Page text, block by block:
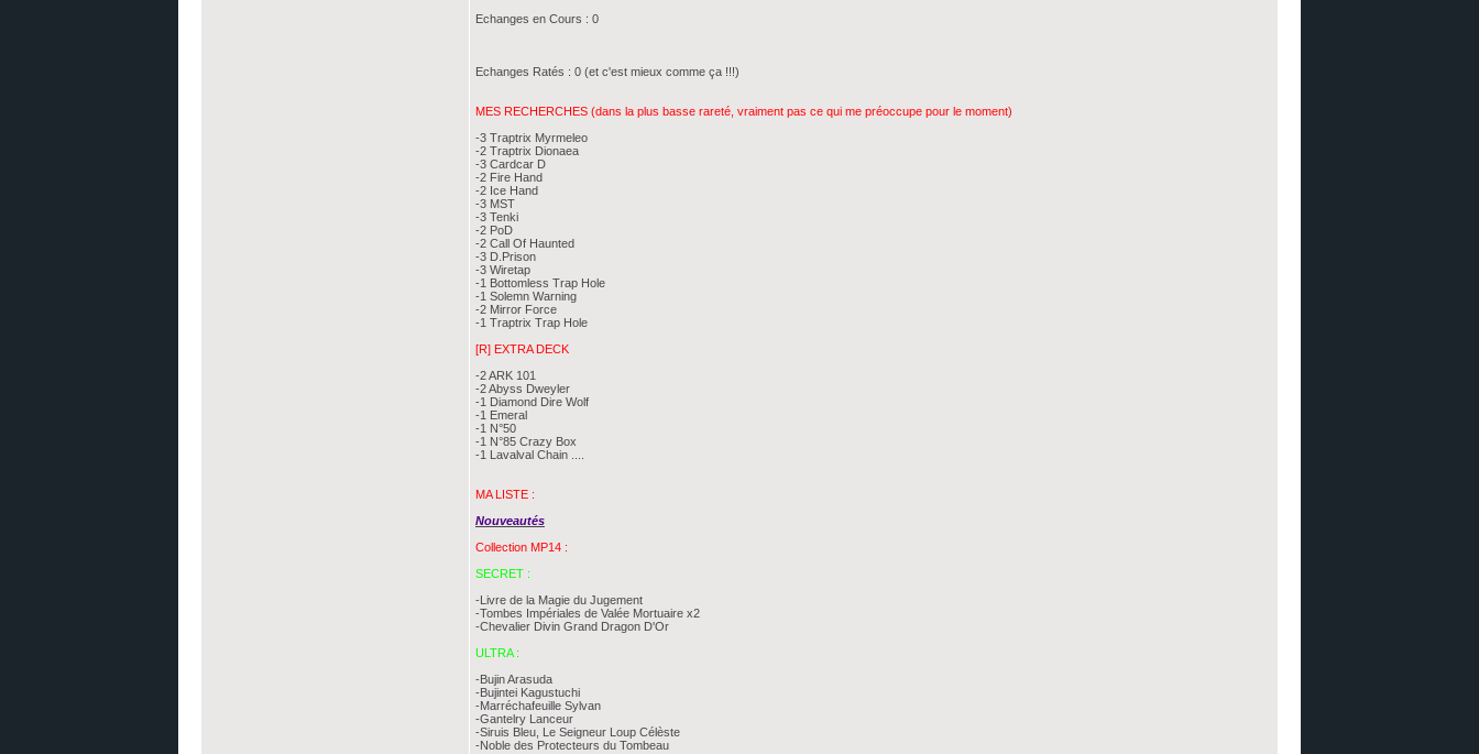
Echanges en Cours : 0
Echanges Ratés : 0 (et c'est mieux comme ça !!!)
MES RECHERCHES (dans la plus basse rareté, vraiment pas ce qui me préoccupe pour le moment)
-3 Traptrix Myrmeleo
-2 Traptrix Dionaea
-3 Cardcar D
-2 Fire Hand
-2 Ice Hand
-3 MST
-3 Tenki
-2 PoD
-2 Call Of Haunted
-3 D.Prison
-3 Wiretap
-1 Bottomless Trap Hole
-1 Solemn Warning
-2 Mirror Force
-1 Traptrix Trap Hole
[R] EXTRA DECK
-2 ARK 101
-2 Abyss Dweyler
-1 Diamond Dire Wolf
-1 Emeral
-1 N°50
-1 N°85 Crazy Box
-1 Lavalval Chain ....
MA LISTE :
Nouveautés
Collection MP14 :
SECRET :
-Livre de la Magie du Jugement
-Tombes Impériales de Valée Mortuaire x2
-Chevalier Divin Grand Dragon D'Or
ULTRA :
-Bujin Arasuda
-Bujintei Kagustuchi
-Marréchafeuille Sylvan
-Gantelry Lanceur
-Siruis Bleu, Le Seigneur Loup Célèste
-Noble des Protecteurs du Tombeau